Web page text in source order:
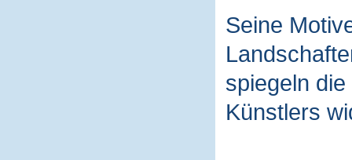
Seine
spiegeln
Künstlers